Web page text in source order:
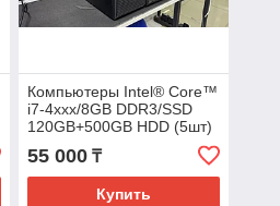
Компьютеры Intel® Core™
i7-4ххх/8GB DDR3/SSD
120GB+500GB HDD (5шт)
55 000₸
Купить